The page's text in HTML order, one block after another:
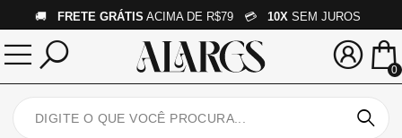
🚚 FRETE GRÁTIS ACIMA DE R$79 💳 10X SEM JUROS
0